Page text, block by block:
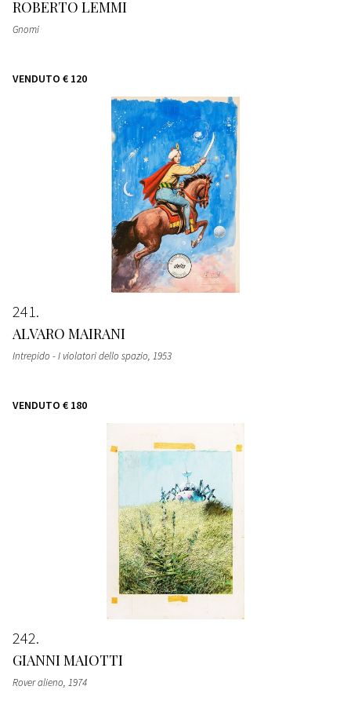
ROBERTO LEMMI
Gnomi
VENDUTO € 120
241
ALVARO MAIRANI
Intrepido - I violatori dello spazio, 1953
VENDUTO € 180
242
GIANNI MAIOTTI
Rover alieno, 1974